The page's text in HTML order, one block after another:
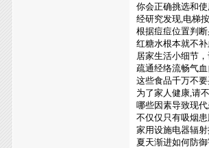
你会正确挑选和
经研究发现,电梯
根据痘痘位置判
红糖水根本就不补
居家生活小细节
疏通经络流畅气
这些食品千万不
为了家人健康,请
哪些因素导致现
不仅仅只有吸烟
家用设施电器辐
夏天渐进如何防